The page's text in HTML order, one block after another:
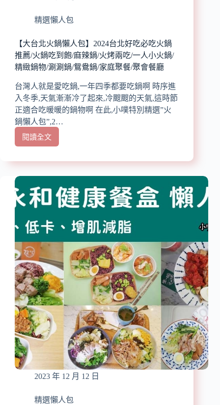
值
燒
肉
吃
到
飽、
火
鍋
吃
到
飽、
韓
炒
到
飽、
鍋
料
理
吃
到
飽、
蒙
古
烤
肉
精選懶人包
【大台北火鍋懶人包】2024台北好吃必吃火鍋
推薦/火鍋吃到飽/麻辣鍋/火烤兩吃/一人小火鍋/
精緻鍋物/涮涮鍋/鴛鴦鍋/家庭聚餐/聚會餐廳
台灣人就是愛吃鍋,一年四季都要吃鍋啊 時序進
入冬季,天氣漸漸冷了起來,冷颼颼的天氣,這時節
正適合吃暖暖的鍋物啊 在此,小噗特別精選”火
鍋懶人包”,2…
閱讀全文
【大
北
懶
人
2024
台
北
吃
必
吃
火
鍋
推
薦/
火
到
飽/
辣
2023 年 12 月 12 日
精選懶人包